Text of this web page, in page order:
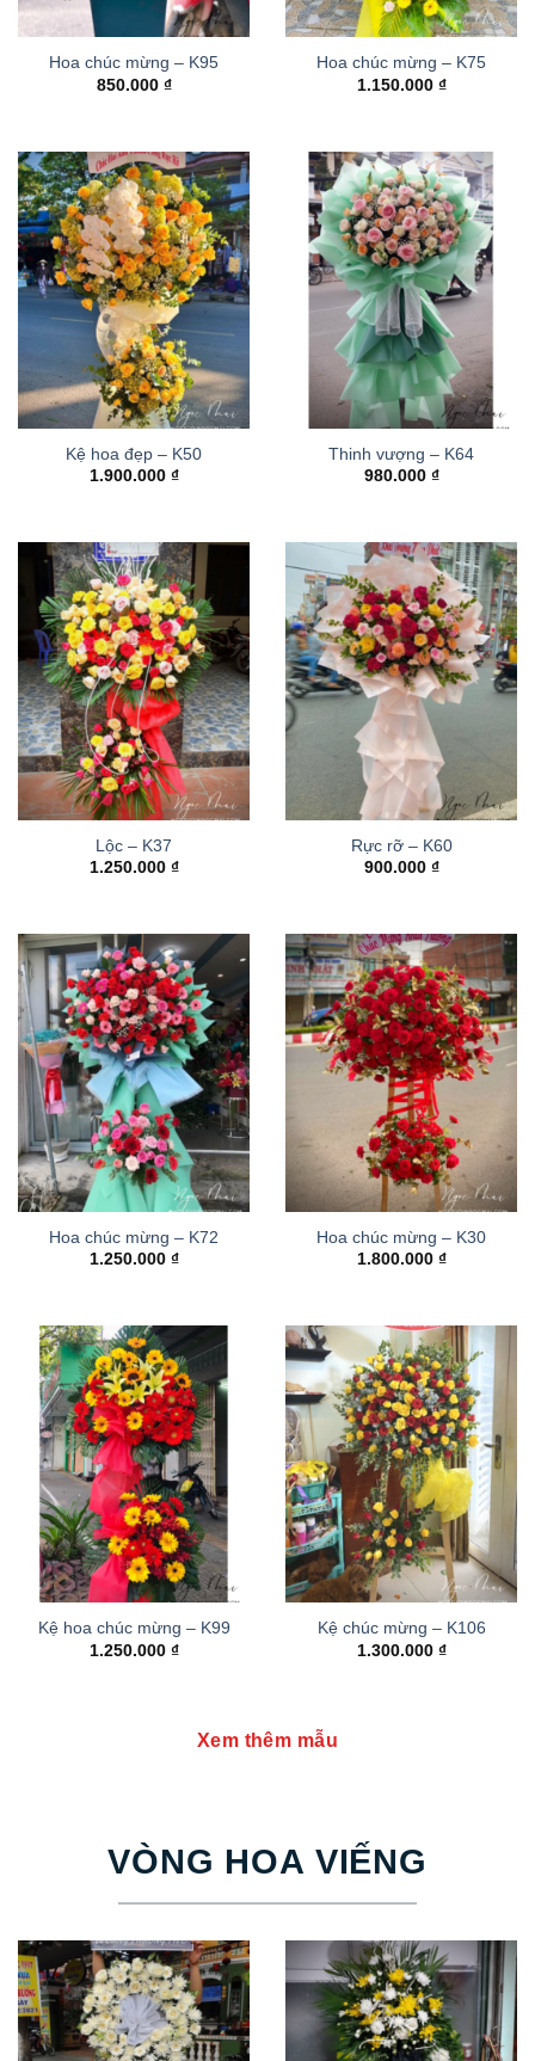
Hoa chúc mừng – K95
850.000 ₫
Hoa chúc mừng – K75
1.150.000 ₫
Kệ hoa đẹp – K50
1.900.000 ₫
Thinh vượng – K64
980.000 ₫
Lộc – K37
1.250.000 ₫
Rực rỡ – K60
900.000 ₫
Hoa chúc mừng – K72
1.250.000 ₫
Hoa chúc mừng – K30
1.800.000 ₫
Kệ hoa chúc mừng – K99
1.250.000 ₫
Kệ chúc mừng – K106
1.300.000 ₫
Xem thêm mẫu
VÒNG HOA VIẾNG